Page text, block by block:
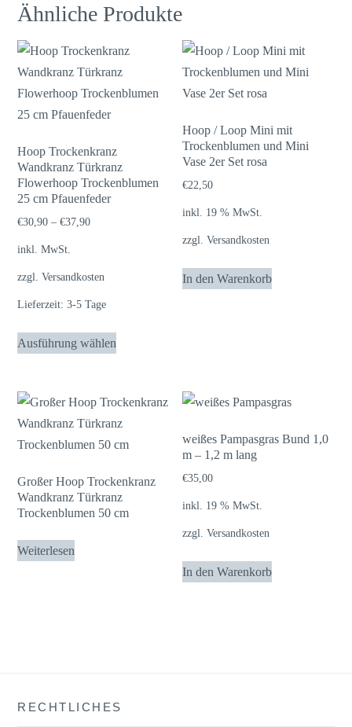
Ähnliche Produkte
Hoop Trockenkranz
Wandkranz Türkranz
Flowerhoop Trockenblumen
25 cm Pfauenfeder
€30,90 –€37,90
inkl. MwSt.
zzgl.Versandkosten
Lieferzeit:3-5 Tage
Ausführung wählen
Dieses
Produkt
Optionen
können
auf
Hoop / Loop Mini mit
Trockenblumen und Mini
Vase 2er Set rosa
€22,50
inkl. 19 % MwSt.
zzgl.Versandkosten
In den Warenkorb
Großer Hoop Trockenkranz
Wandkranz Türkranz
Trockenblumen 50 cm
Weiterlesen
weißes Pampasgras Bund 1,0
m – 1,2 m lang
€35,00
inkl. 19 % MwSt.
zzgl.Versandkosten
In den Warenkorb
RECHTLICHES